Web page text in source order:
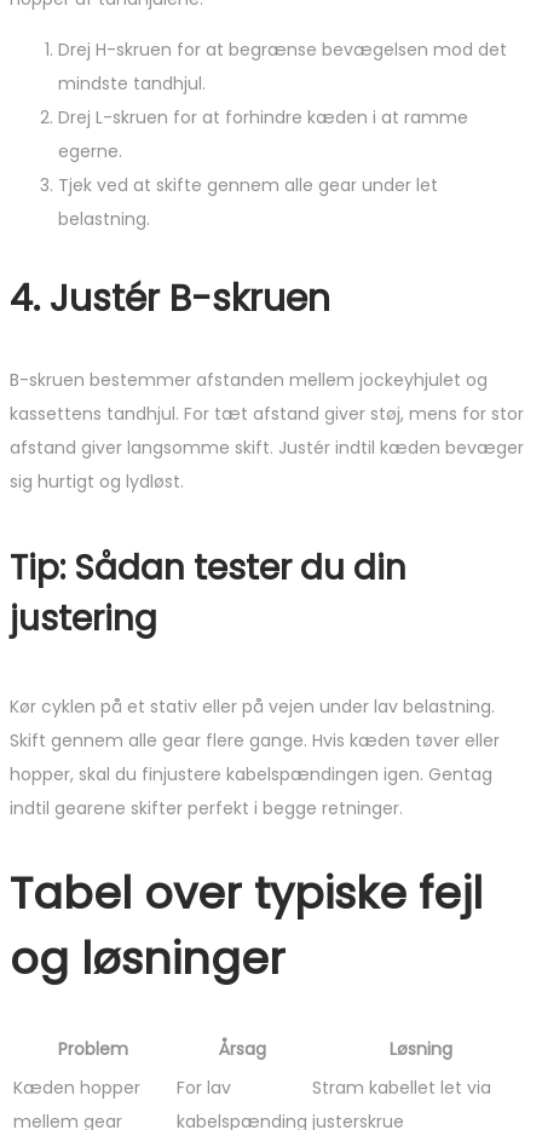
Drej H-skruen for at begrænse bevægelsen mod det
mindste tandhjul.
Drej L-skruen for at forhindre kæden i at ramme
egerne.
Tjek ved at skifte gennem alle gear under let
belastning.
4. Justér B-skruen
B-skruen bestemmer afstanden mellem jockeyhjulet og
kassettens tandhjul. For tæt afstand giver støj, mens for stor
afstand giver langsomme skift. Justér indtil kæden bevæger
sig hurtigt og lydløst.
Tip: Sådan tester du din
justering
Kør cyklen på et stativ eller på vejen under lav belastning.
Skift gennem alle gear flere gange. Hvis kæden tøver eller
hopper, skal du finjustere kabelspændingen igen. Gentag
indtil gearene skifter perfekt i begge retninger.
Tabel over typiske fejl
og løsninger
Problem Årsag
Løsning
Kæden hopper
mellem gear
For lav
kabelspænding
Stram kabellet let via
justerskrue